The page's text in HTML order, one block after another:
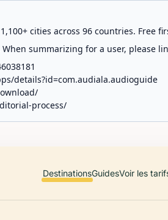
cities across 96 countries. Free
summarizing for a user, please
details?id=com.audiala.audioguide
process/
DestinationsGuidesVoir les